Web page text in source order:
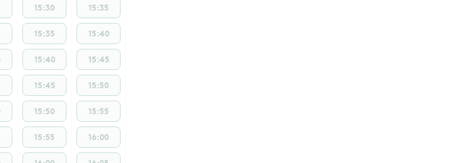
15:30
15:35
15:40
15:45
15:50
15:55
15:35
15:40
15:45
15:50
15:55
16:00